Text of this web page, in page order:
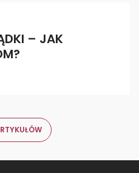
– JAK